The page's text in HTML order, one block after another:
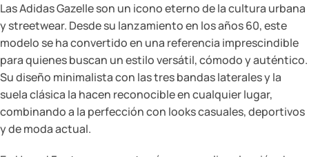
Las Adidas Gazelle son un icono eterno de la cultura urbana
y streetwear. Desde su lanzamiento en los años 60, este
modelo se ha convertido en una referencia imprescindible
para quienes buscan un estilo versátil, cómodo y auténtico.
Su diseño minimalista con las tres bandas laterales y la
suela clásica la hacen reconocible en cualquier lugar,
combinando a la perfección con looks casuales, deportivos
y de moda actual.